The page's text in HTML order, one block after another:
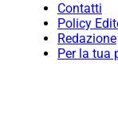
Contatti
Policy
Redazione
Per la tua